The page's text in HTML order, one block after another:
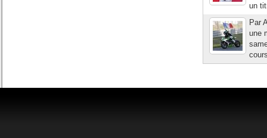
un
Par
une